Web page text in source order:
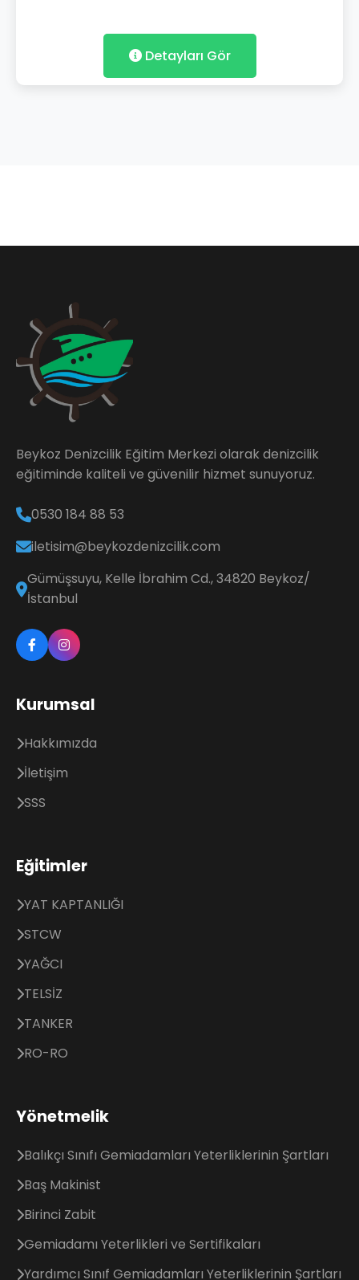
Detayları Gör
Beykoz Denizcilik Eğitim Merkezi olarak denizcilik
eğitiminde kaliteli ve güvenilir hizmet sunuyoruz.
0530 184 88 53
iletisim@beykozdenizcilik.com
Gümüşsuyu, Kelle İbrahim Cd., 34820 Beykoz/
İstanbul
Kurumsal
Hakkımızda
İletişim
SSS
Eğitimler
YAT KAPTANLIĞI
STCW
YAĞCI
TELSİZ
TANKER
RO-RO
Yönetmelik
Balıkçı Sınıfı Gemiadamları Yeterliklerinin Şartları
Baş Makinist
Birinci Zabit
Gemiadamı Yeterlikleri ve Sertifikaları
Yardımcı Sınıf Gemiadamları Yeterliklerinin Şartları